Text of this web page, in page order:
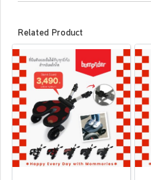
Related Product